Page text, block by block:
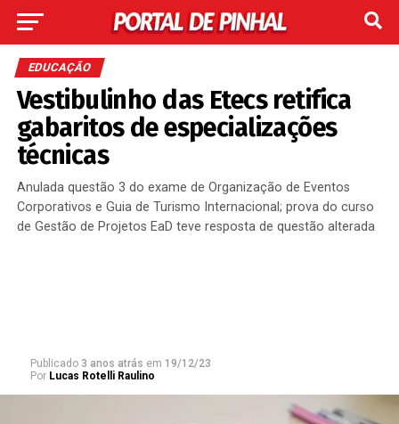
EDUCAÇÃO
Vestibulinho das Etecs retifica
gabaritos de especializações
técnicas
Anulada questão 3 do exame de Organização de Eventos
Corporativos e Guia de Turismo Internacional; prova do curso
de Gestão de Projetos EaD teve resposta de questão alterada
Publicado 3 anos atrás em 19/12/23
Por Lucas Rotelli Raulino